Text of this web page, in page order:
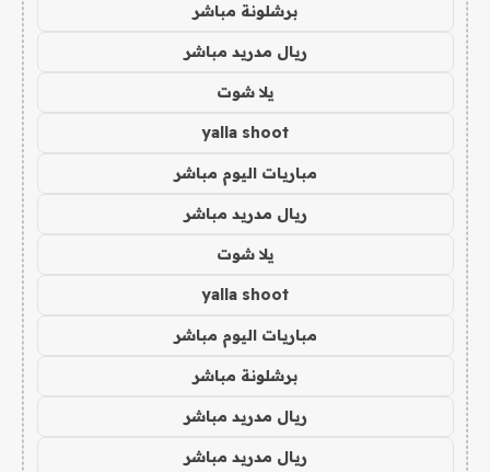
برشلونة مباشر
ريال مدريد مباشر
يلا شوت
yalla shoot
مباريات اليوم مباشر
ريال مدريد مباشر
يلا شوت
yalla shoot
مباريات اليوم مباشر
برشلونة مباشر
ريال مدريد مباشر
ريال مدريد مباشر